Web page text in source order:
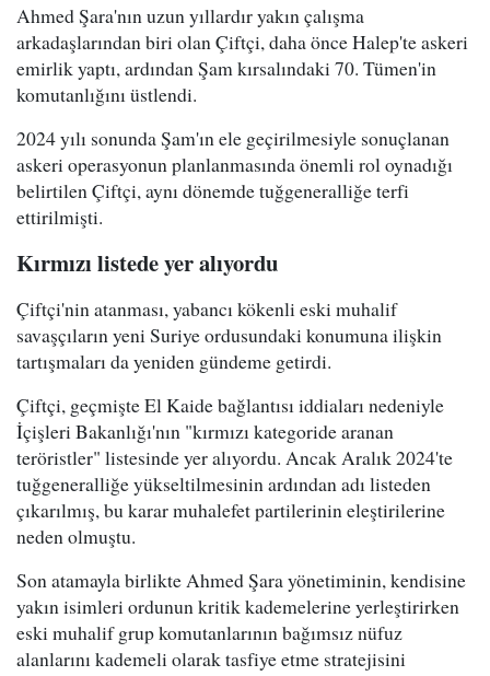
Ahmed Şara'nın uzun yıllardır yakın çalışma
arkadaşlarından biri olan Çiftçi, daha önce Halep'te askeri
emirlik yaptı, ardından Şam kırsalındaki 70. Tümen'in
komutanlığını üstlendi.
2024 yılı sonunda Şam'ın ele geçirilmesiyle sonuçlanan
askeri operasyonun planlanmasında önemli rol oynadığı
belirtilen Çiftçi, aynı dönemde tuğgeneralliğe terfi
ettirilmişti.
Kırmızı listede yer alıyordu
Çiftçi'nin atanması, yabancı kökenli eski muhalif
savaşçıların yeni Suriye ordusundaki konumuna ilişkin
tartışmaları da yeniden gündeme getirdi.
Çiftçi, geçmişte El Kaide bağlantısı iddiaları nedeniyle
İçişleri Bakanlığı'nın "kırmızı kategoride aranan
teröristler" listesinde yer alıyordu. Ancak Aralık 2024'te
tuğgeneralliğe yükseltilmesinin ardından adı listeden
çıkarılmış, bu karar muhalefet partilerinin eleştirilerine
neden olmuştu.
Son atamayla birlikte Ahmed Şara yönetiminin, kendisine
yakın isimleri ordunun kritik kademelerine yerleştirirken
eski muhalif grup komutanlarının bağımsız nüfuz
alanlarını kademeli olarak tasfiye etme stratejisini